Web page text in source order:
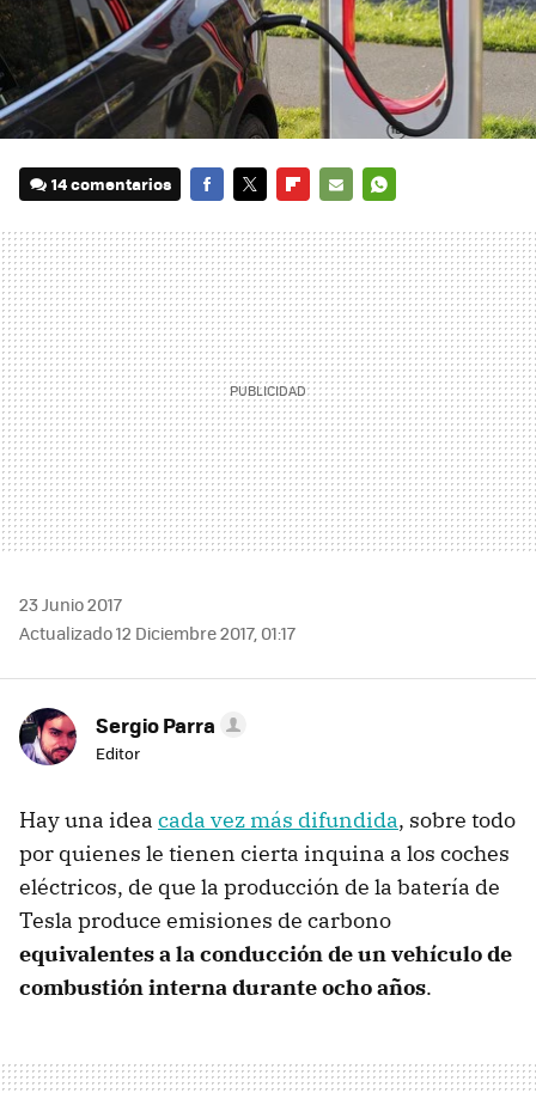
14 comentarios
MAIL
23 Junio 2017
Actualizado 12 Diciembre 2017, 01:17
Sergio Parra
Editor
Hay una idea cada vez más difundida, sobre todo
por quienes le tienen cierta inquina a los coches
eléctricos, de que la producción de la batería de
Tesla produce emisiones de carbono
equivalentes a la conducción de un vehículo de
combustión interna durante ocho años.